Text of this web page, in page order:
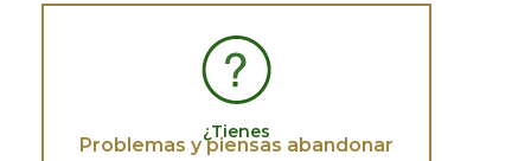
¿Tienes
Problemas y piensas abandonar